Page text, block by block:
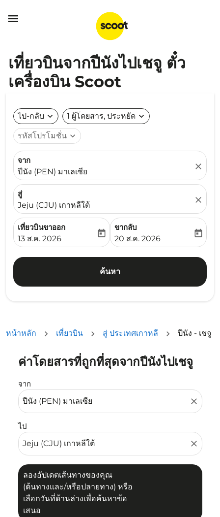

เที่ยวบินจากปีนังไปเชจู ตั๋ว
เครื่องบิน Scoot
ไป-กลับ expand_more 1 ผู้โดยสาร, ประหยัด expand_more
รหัสโปรโมชั่น expand_more
จาก
ปีนัง (PEN) มาเลเซีย
close
สู่
Jeju (CJU) เกาหลีใต้
close
เที่ยวบินขาออก
fc-booking-departure-date-aria-label
13 ส.ค. 2026
today
ขากลับ
fc-booking-return-date-
20 ส.ค. 2026
today
ค้นหา
หน้าหลัก เที่ยวบิน สู่ ประเทศเกาหลี ปีนัง - เชจู
ค่าโดยสารที่ถูกที่สุดจากปีนังไปเชจู
จาก
close
ไป
close
ลองอัปเดตเส้นทางของคุณ
(ต้นทางและ/หรือปลายทาง) หรือ
เลือกวันที่ด้านล่างเพื่อค้นหาข้อ
เสนอ
ลองอัปเดตเส้นทางของคุณ (ต้นทางและ/หรือปลายทาง) หรื